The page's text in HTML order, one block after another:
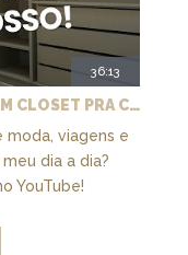
36:13
EP. 6: A SAGA DA CASA - TEMOS UM CLOSET PRA CHAMAR DE NOSSO + MARCENARIA E PAISAGISMO
moda, viagens e
dia a dia?
YouTube!